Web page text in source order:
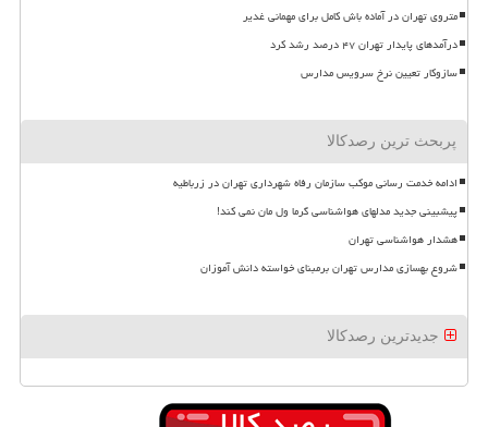
متروی تهران در آماده باش کامل برای مهمانی غدیر
درآمدهای پایدار تهران ۴۷ درصد رشد کرد
سازوکار تعیین نرخ سرویس مدارس
پربحث ترین رصدکالا
ادامه خدمت رسانی موکب سازمان رفاه شهرداری تهران در زرباطیه
پیشبینی جدید مدلهای هواشناسی گرما ول مان نمی کند!
هشدار هواشناسی تهران
شروع بهسازی مدارس تهران برمبنای خواسته دانش آموزان
جدیدترین رصدکالا